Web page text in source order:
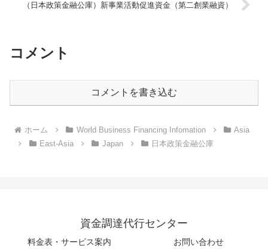
（日本政策金融公庫）新事業活動促進資金（第二創業融資）
コメント
コメントを書き込む
ホーム World Business Financing Infomation
Asia
East-Asia
Japan 日本政策金融公庫
資金調達代行センター
料金表・サービス案内
お問い合わせ